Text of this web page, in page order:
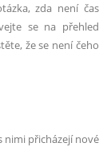
zda není čas
se na přehled
že se není čeho
nimi přicházejí nové